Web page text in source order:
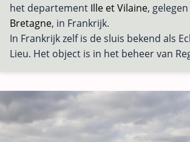
het departement Ille et Vilaine,
Bretagne, in Frankrijk.
In Frankrijk zelf is de sluis bekend als
Lieu. Het object is in het beheer van